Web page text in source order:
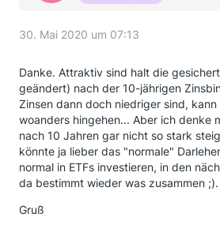
30. Mai 2020 um 07:13
Danke. Attraktiv sind halt die
geändert) nach der 10-jährigen
Zinsen dann doch niedriger sind, kann
woanders hingehen... Aber ich denke
nach 10 Jahren gar nicht so stark
könnte ja lieber das "normale"
normal in ETFs investieren, in den
da bestimmt wieder was zusammen ;).
Gruß